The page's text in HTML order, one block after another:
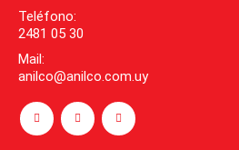
Teléfono:
2481 05 30
Mail:
anilco@anilco.com.uy